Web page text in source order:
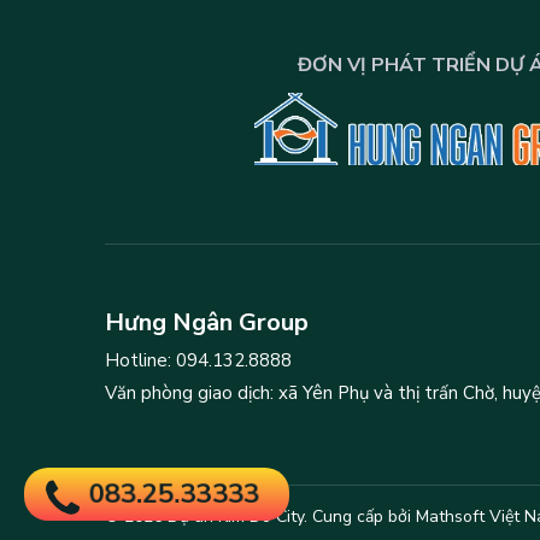
ĐƠN VỊ PHÁT TRIỂN DỰ
Hưng Ngân Group
Hotline: 094.132.8888
Văn phòng giao dịch: xã Yên Phụ và thị trấn Chờ,
© 2026 Dự án Kim Do City. Cung cấp bởi Mathsoft Việt
083.25.33333